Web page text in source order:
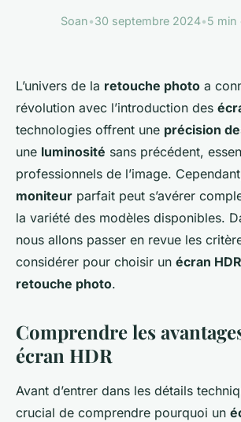
Soan•30 septembre 2024•5 min
L’univers de la retouche photo a
révolution avec l’introduction des
technologies offrent une précision
une luminosité sans précédent,
professionnels de l’image.
moniteur parfait peut s’avérer
la variété des modèles disponibles.
nous allons passer en revue les
considérer pour choisir un écran HDR
retouche photo.
Comprendre les
écran HDR
Avant d’entrer dans les détails
crucial de comprendre pourquoi un